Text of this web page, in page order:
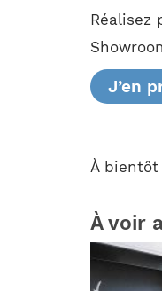
Réalisez
J’en
À
À voir